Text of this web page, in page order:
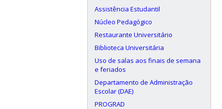
Assistência Estudantil
Núcleo Pedagógico
Restaurante Universitário
Biblioteca Universitária
Uso de salas aos finais de semana
e feriados
Departamento de Administração
Escolar (DAE)
PROGRAD